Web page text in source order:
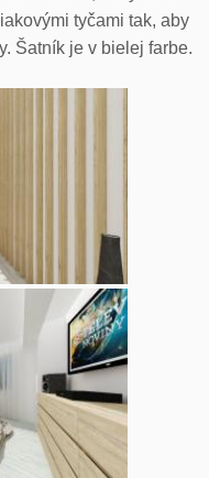
tyčami tak, aby
Šatník je v bielej farbe.